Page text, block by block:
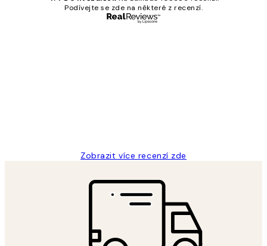
Podívejte se zde na některé z recenzí.
Zobrazit více recenzí zde